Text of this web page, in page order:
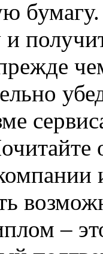
бумагу.
и
–